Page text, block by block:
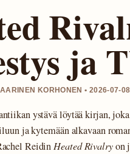
ja
KORHONEN • 2026-07-08
ystävä löytää kirjan,
ja kytemään alkavaan
ReidinHeated Rivalryon